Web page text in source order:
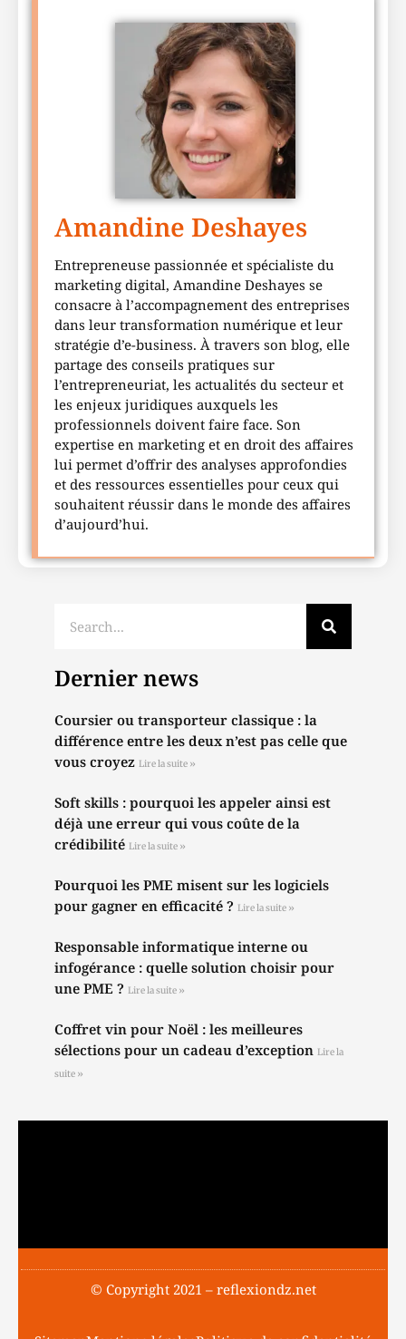
Amandine Deshayes
Entrepreneuse passionnée et spécialiste du
marketing digital, Amandine Deshayes se
consacre à l’accompagnement des entreprises
dans leur transformation numérique et leur
stratégie d’e-business. À travers son blog, elle
partage des conseils pratiques sur
l’entrepreneuriat, les actualités du secteur et
les enjeux juridiques auxquels les
professionnels doivent faire face. Son
expertise en marketing et en droit des affaires
lui permet d’offrir des analyses approfondies
et des ressources essentielles pour ceux qui
souhaitent réussir dans le monde des affaires
d’aujourd’hui.
Dernier news
Coursier ou transporteur classique : la
différence entre les deux n’est pas celle que
vous croyez Lire la suite »
Soft skills : pourquoi les appeler ainsi est
déjà une erreur qui vous coûte de la
crédibilité Lire la suite »
Pourquoi les PME misent sur les logiciels
pour gagner en efficacité ? Lire la suite »
Responsable informatique interne ou
infogérance : quelle solution choisir pour
une PME ? Lire la suite »
Coffret vin pour Noël : les meilleures
sélections pour un cadeau d’exception Lire la
suite »
© Copyright 2021 – reflexiondz.net